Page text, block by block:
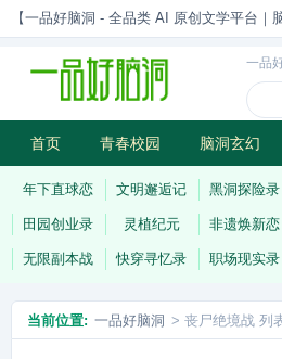
【一品好脑洞 - 全品类 AI 原创文学平台
一品
首页 青春校园 脑洞玄幻
历史权谋 武侠江湖 灵异志怪
年下直球恋 文明邂逅记 黑洞探险录
田园创业录 灵植纪元 非遗焕新恋
无限副本战 快穿寻忆录 职场现实录
当前位置: 一品好脑洞 > 丧尸绝境战 列